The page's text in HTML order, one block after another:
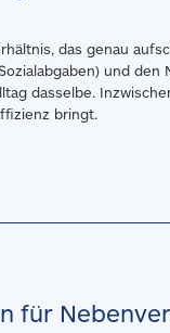
das genau
und
dasselbe.
bringt.
für